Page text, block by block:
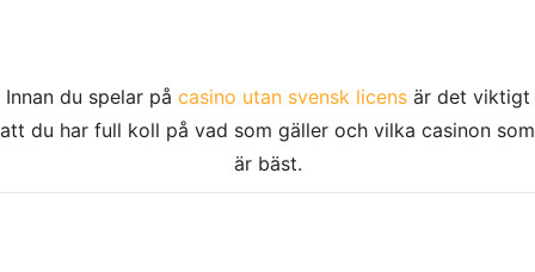
Innan du spelar på casino utan svensk licensär det viktigt
att du har full koll på vad som gäller och vilka casinon som
är bäst.